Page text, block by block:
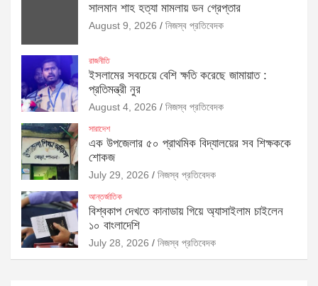
সালমান শাহ হত্যা মামলায় ডন গ্রেপ্তার
August 9, 2026 নিজস্ব প্রতিবেদক
রাজনীতি
ইসলামের সবচেয়ে বেশি ক্ষতি করেছে জামায়াত :
প্রতিমন্ত্রী নুর
August 4, 2026 নিজস্ব প্রতিবেদক
সারাদেশ
এক উপজেলার ৫০ প্রাথমিক বিদ্যালয়ের সব শিক্ষককে
শোকজ
July 29, 2026 নিজস্ব প্রতিবেদক
আন্তর্জাতিক
বিশ্বকাপ দেখতে কানাডায় গিয়ে অ্যাসাইলাম চাইলেন
১০ বাংলাদেশি
July 28, 2026 নিজস্ব প্রতিবেদক